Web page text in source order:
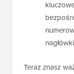
Teraz znasz